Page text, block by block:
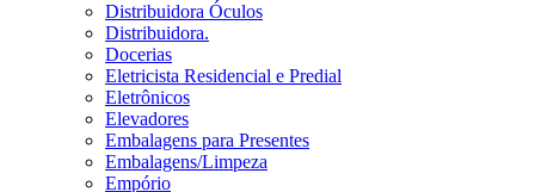
Distribuidora Óculos
Distribuidora.
Docerias
Eletricista Residencial e Predial
Eletrônicos
Elevadores
Embalagens para Presentes
Embalagens/Limpeza
Empório